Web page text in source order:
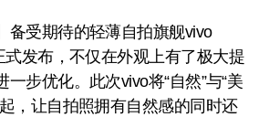
式发布，不仅在外观上有了极大提
一步优化。此次vivo将“自然”与“美
，让自拍照拥有自然感的同时还